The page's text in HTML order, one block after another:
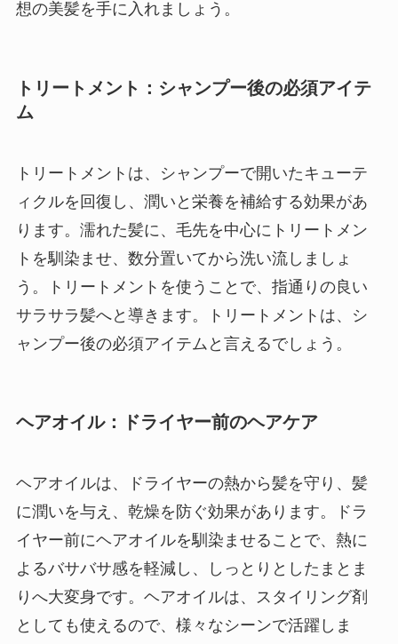
想の美髪を手に入れましょう。
トリートメント：シャンプー後の必須アイテ
ム
トリートメントは、シャンプーで開いたキューテ
ィクルを回復し、潤いと栄養を補給する効果があ
ります。濡れた髪に、毛先を中心にトリートメン
トを馴染ませ、数分置いてから洗い流しましょ
う。トリートメントを使うことで、指通りの良い
サラサラ髪へと導きます。トリートメントは、シ
ャンプー後の必須アイテムと言えるでしょう。
ヘアオイル：ドライヤー前のヘアケア
ヘアオイルは、ドライヤーの熱から髪を守り、髪
に潤いを与え、乾燥を防ぐ効果があります。ドラ
イヤー前にヘアオイルを馴染ませることで、熱に
よるバサバサ感を軽減し、しっとりとしたまとま
りへ大変身です。ヘアオイルは、スタイリング剤
としても使えるので、様々なシーンで活躍しま